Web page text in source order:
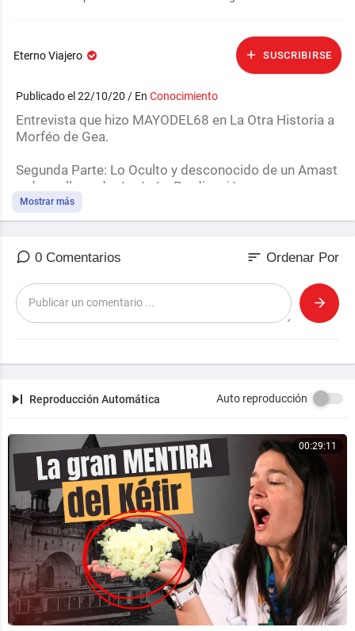
Eterno Viajero SUSCRIBIRSE
Publicado el 22/10/20 / En Conocimiento
Entrevista que hizo MAYODEL68 en La Otra Historia a
Morféo de Gea.
⁣Segunda Parte: Lo Oculto y desconocido de un Amast
erdamo llamado Jesús.La Predicación
https://superocho.org/v/NjHHVl
zaret 'Conclusiones después de la crucifixión'
LA OTRA HISTORIA
https://detrasdeloaparente.blo....gspot.com/2014/0
Mostrar más
0 Comentarios sort Ordenar Por
Reproducción Automática Auto reproducción
00:29:11